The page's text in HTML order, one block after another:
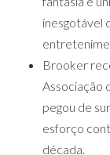
inesgotável
Brooker
Associação
pegou de
esforço
década.